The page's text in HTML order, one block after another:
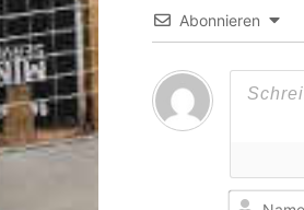
Abonnieren